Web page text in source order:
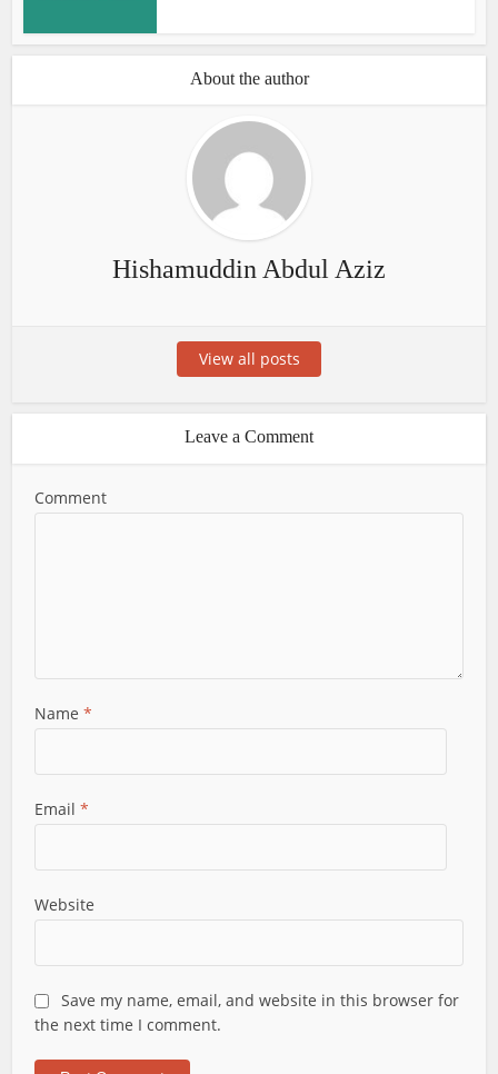
About the author
Hishamuddin Abdul Aziz
View all posts
Leave a Comment
Comment
Name*
Email*
Website
Save my name, email, and website in this browser for
the next time I comment.